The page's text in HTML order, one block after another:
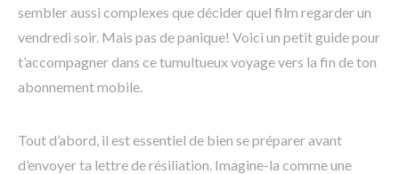
sembler aussi complexes que décider quel film regarder un
vendredi soir. Mais pas de panique! Voici un petit guide pour
t’accompagner dans ce tumultueux voyage vers la fin de ton
abonnement mobile.
Tout d’abord, il est essentiel de bien se préparer avant
d’envoyer ta lettre de résiliation. Imagine-la comme une